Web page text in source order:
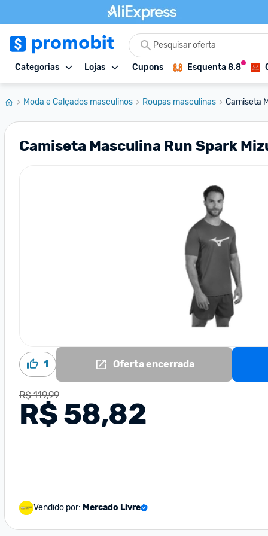
Categorias Lojas Cupons Esquenta 8.8
Moda e Calçados masculinos Roupas masculinas Camiseta
Camiseta Masculina Run Spark
1 Oferta encerrada
R$ 119,99
R$ 58,82
Vendido por: Mercado Livre